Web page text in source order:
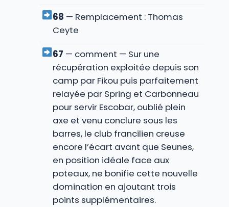
68 — Remplacement : Thomas
Ceyte
67 — comment — Sur une
récupération exploitée depuis son
camp par Fikou puis parfaitement
relayée par Spring et Carbonneau
pour servir Escobar, oublié plein
axe et venu conclure sous les
barres, le club francilien creuse
encore l’écart avant que Seunes,
en position idéale face aux
poteaux, ne bonifie cette nouvelle
domination en ajoutant trois
points supplémentaires.